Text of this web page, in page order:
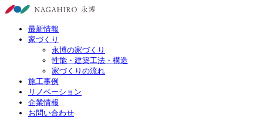
最新情報
家づくり
永博の家づくり
性能・建築工法・構造
家づくりの流れ
施工事例
リノベーション
企業情報
お問い合わせ